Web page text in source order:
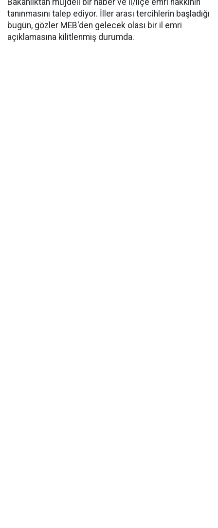
Bakanlıktan müjdeli bir haber ve il/ilçe emri hakkının
tanınmasını talep ediyor. İller arası tercihlerin başladığı
bugün, gözler MEB'den gelecek olası bir il emri
açıklamasına kilitlenmiş durumda.